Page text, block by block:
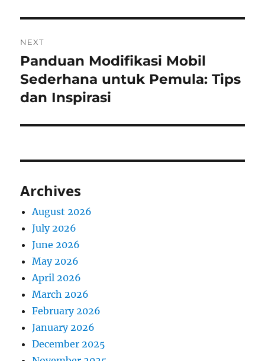
NEXT
Next
post:
Panduan Modifikasi Mobil
Sederhana untuk Pemula: Tips
dan Inspirasi
Archives
August 2026
July 2026
June 2026
May 2026
April 2026
March 2026
February 2026
January 2026
December 2025